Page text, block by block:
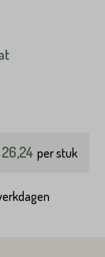
26,24 per stuk